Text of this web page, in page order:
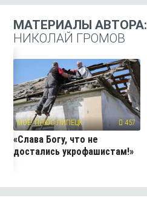
МАТЕРИАЛЫ АВТОРА:
НИКОЛАЙ ГРОМОВ
МОЁ! ПЛЮС ЛИПЕЦК 457
«Слава Богу, что не
достались укрофашистам!»